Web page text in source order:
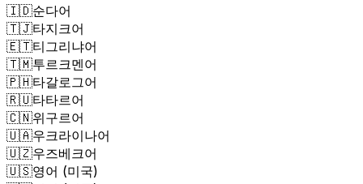
🇮🇩순다어
🇹🇯타지크어
🇪🇹티그리냐어
🇹🇲투르크멘어
🇵🇭타갈로그어
🇷🇺타타르어
🇨🇳위구르어
🇺🇦우크라이나어
🇺🇿우즈베크어
🇺🇸영어 (미국)